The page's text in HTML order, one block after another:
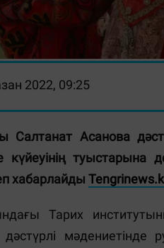
2022, 09:25
Салтанат Асанова
күйеуінің
хабарлайды
Тарих